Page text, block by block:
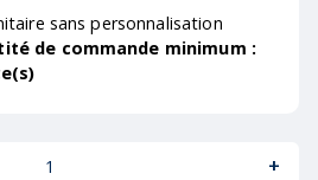
sans personnalisation
de commande minimum :
+